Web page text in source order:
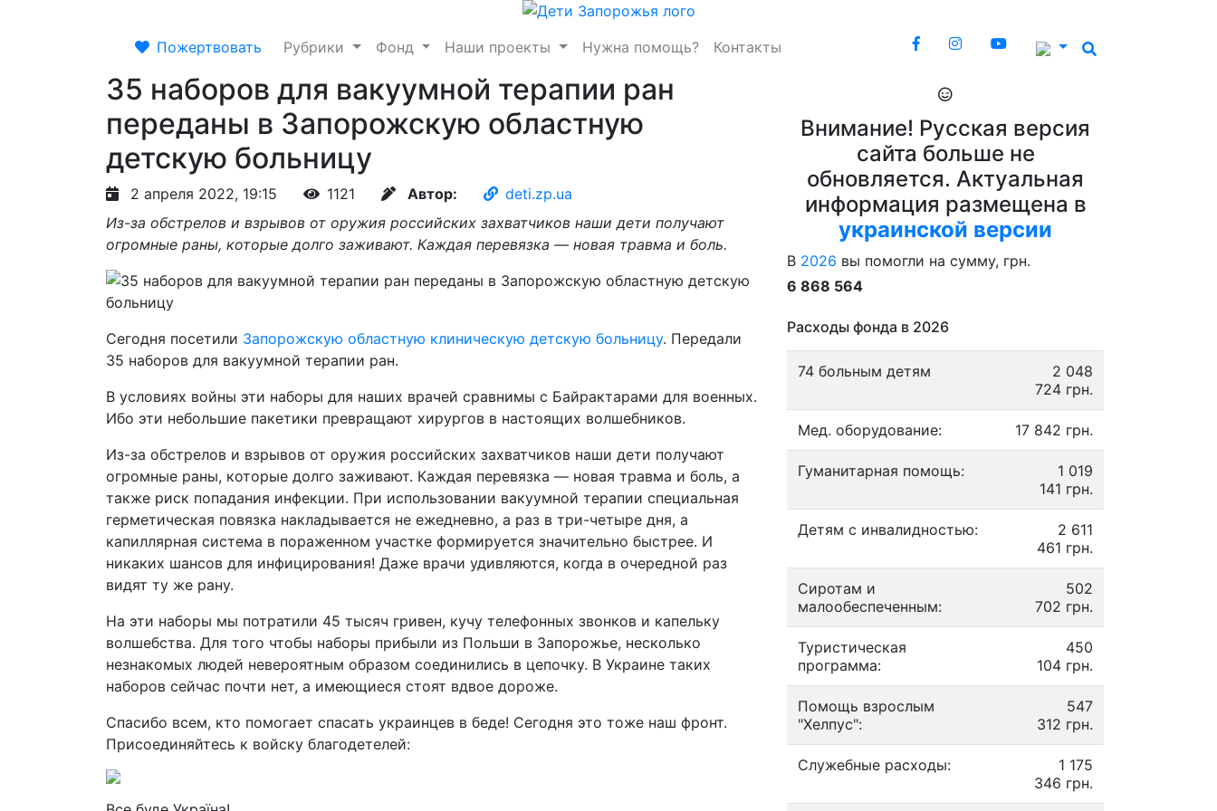
Пожертвовать Рубрики Фонд Наши проекты Нужна помощь? Контакты
35 наборов для вакуумной терапии ран
переданы в Запорожскую областную
детскую больницу
2 апреля 2022, 19:15 1121 Автор:
deti.zp.ua
Из-за обстрелов и взрывов от оружия российских захватчиков наши дети получают
огромные раны, которые долго заживают. Каждая перевязка — новая травма и боль.
Сегодня посетили Запорожскую областную клиническую детскую больницу. Передали
35 наборов для вакуумной терапии ран.
В условиях войны эти наборы для наших врачей сравнимы с Байрактарами для военных.
Ибо эти небольшие пакетики превращают хирургов в настоящих волшебников.
Из-за обстрелов и взрывов от оружия российских захватчиков наши дети получают
огромные раны, которые долго заживают. Каждая перевязка — новая травма и боль, а
также риск попадания инфекции. При использовании вакуумной терапии специальная
герметическая повязка накладывается не ежедневно, а раз в три-четыре дня, а
капиллярная система в пораженном участке формируется значительно быстрее. И
никаких шансов для инфицирования! Даже врачи удивляются, когда в очередной раз
видят ту же рану.
На эти наборы мы потратили 45 тысяч гривен, кучу телефонных звонков и капельку
волшебства. Для того чтобы наборы прибыли из Польши в Запорожье, несколько
незнакомых людей невероятным образом соединились в цепочку. В Украине таких
наборов сейчас почти нет, а имеющиеся стоят вдвое дороже.
Спасибо всем, кто помогает спасать украинцев в беде! Сегодня это тоже наш фронт.
Присоединяйтесь к войску благодетелей:
Внимание! Русская версия
сайта больше не
обновляется. Актуальная
информация размещена в
украинской версии
В 2026 вы помогли на сумму, грн.
6 868 564
Расходы фонда в 2026
74 больным детям
2 048
724 грн.
Мед. оборудование: 17 842 грн.
Гуманитарная помощь:
1 019
141 грн.
Детям с инвалидностью:
2 611
461 грн.
Сиротам и
малообеспеченным:
502
702 грн.
Туристическая
программа:
450
104 грн.
Помощь взрослым
"Хелпус":
547
312 грн.
Служебные расходы:
1 175
346 грн.